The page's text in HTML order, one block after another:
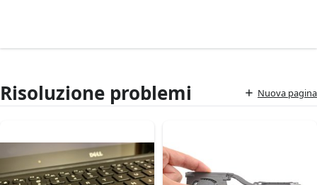
Risoluzione problemi Nuova pagina